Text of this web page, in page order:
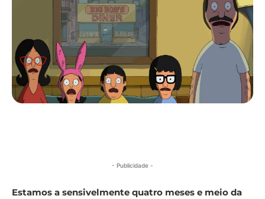
- Publicidade -
Estamos a sensivelmente quatro meses e meio da